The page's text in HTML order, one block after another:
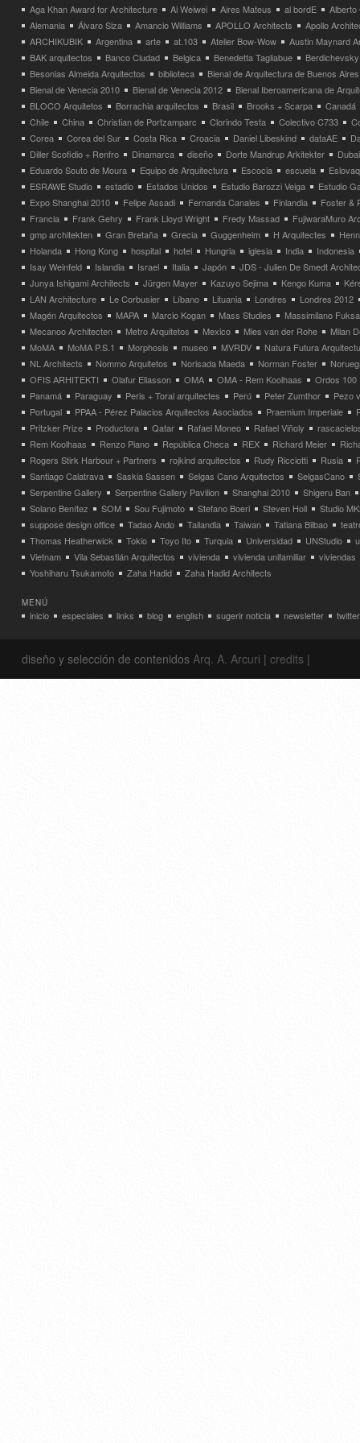
Aga Khan Award for Architecture
Ai Weiwei Aires Mateus al bordE
Alberto
Alemania
Álvaro Siza Amancio Williams APOLLO Architects
Apollo
ARCHIKUBIK
Argentina arte at.103 Atelier Bow-Wow
Austin Maynard
BAK arquitectos
Banco Ciudad Belgica Benedetta Tagliabue
Besonias Almeida Arquitectos
biblioteca
Bienal de Arquitectura de Buenos Aires
Bienal de Venecia 2010
Bienal de Venecia 2012
Bienal Iberoamericana de
BLOCO Arquitetos
Borrachia arquitectos Brasil Brooks + Scarpa
Canadá
Chile
China Christian de Portzamparc Clorindo Testa Colectivo C733
Corea
Corea del Sur Costa Rica Croacia Daniel Libeskind dataAE
Diller Scofidio + Renfro
Dinamarca diseño Dorte Mandrup Arkitekter
Dubai
Eduardo Souto de Moura
Equipo de Arquitectura Escocia escuela
ESRAWE Studio
estadio Estados Unidos Estudio Barozzi Veiga
Estudio
Expo Shanghai 2010
Felipe Assadi Fernanda Canales Finlandia
Foster &
Francia
Frank Gehry Frank Lloyd Wright Fredy Massad
FujiwaraMuro
gmp architekten
Gran Bretaña Grecia Guggenheim H Arquitectes
Holanda
Hong Kong hospital hotel Hungria iglesia India
Indonesia
Isay Weinfeld
Islandia Israel Italia Japón
JDS - Julien De Smedt
Junya Ishigami Architects
Jürgen Mayer Kazuyo Sejima Kengo Kuma
LAN Architecture
Le Corbusier Líbano Lituania Londres
Londres 2012
Magén Arquitectos
MAPA Marcio Kogan Mass Studies
Massimilano
Mecanoo Architecten
Metro Arquitetos Mexico Mies van der Rohe
Milan
MoMA
MoMA P.S.1 Morphosis museo MVRDV
Natura Futura
NL Architects
Nommo Arquitetos Norisada Maeda Norman Foster
OFIS ARHITEKTI
Olafur Eliasson OMA OMA - Rem Koolhaas
Ordos 100
Panamá
Paraguay Peris + Toral arquitectes Perú Peter Zumthor
Pezo
Portugal
PPAA - Pérez Palacios Arquitectos Asociados Praemium Imperiale
Pritzker Prize
Productora Qatar Rafael Moneo Rafael Viñoly
Rem Koolhaas
Renzo Piano República Checa REX Richard Meier
Rogers Stirk Harbour + Partners
rojkind arquitectos Rudy Ricciotti Rusia
Santiago Calatrava
Saskia Sassen Selgas Cano Arquitectos SelgasCano
Serpentine Gallery
Serpentine Gallery Pavilion Shanghai 2010
Shigeru Ban
Solano Benítez
SOM Sou Fujimoto Stefano Boeri Steven Holl
Studio
suppose design office
Tadao Ando Tailandia Taiwan Tatiana Bilbao
Thomas Heatherwick
Tokio Toyo Ito Turquia Universidad UNStudio
Vietnam
Vila Sebastián Arquitectos vivienda vivienda unifamiliar
viviendas
Yoshiharu Tsukamoto
Zaha Hadid Zaha Hadid Architects
MENÚ
inicio especiales links blog english sugerir noticia newsletter twitter
diseño y selección de contenidos Arq. A. Arcuri | credits |